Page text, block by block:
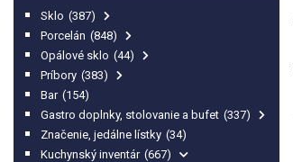
Sklo (387)
Porcelán (848)
Opálové sklo (44)
Príbory (383)
Bar (154)
Gastro doplnky, stolovanie a bufet (337)
Značenie, jedálne lístky (34)
Kuchynský inventár (667)